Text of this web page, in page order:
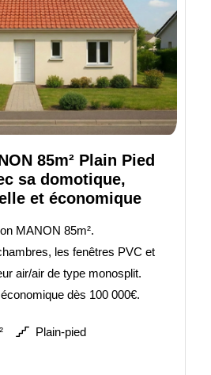
85m² Plain Pied
sa domotique,
et économique
MANON 85m².
les fenêtres PVC et
air/air de type monosplit.
dès 100 000€.
Plain-pied